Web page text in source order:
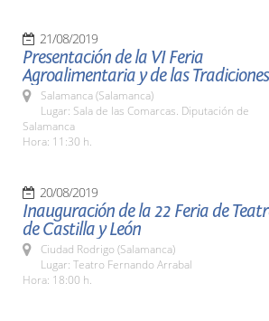
21/08/2019
Presentación de la VI Feria
Agroalimentaria y de las Tradiciones
Salamanca (Salamanca)
Lugar: Sala de las Comarcas. Diputación de
Salamanca
Hora: 11:30 h.
20/08/2019
Inauguración de la 22 Feria de
de Castilla y León
Ciudad Rodrigo (Salamanca)
Lugar: Teatro Fernando Arrabal
Hora: 18:00 h.